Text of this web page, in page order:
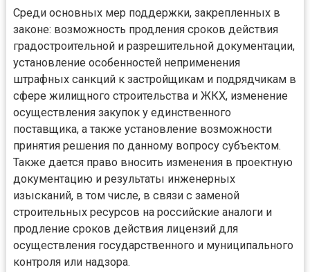
Среди основных мер поддержки, закрепленных в
законе: возможность продления сроков действия
градостроительной и разрешительной документации,
установление особенностей неприменения
штрафных санкций к застройщикам и подрядчикам в
сфере жилищного строительства и ЖКХ, изменение
осуществления закупок у единственного
поставщика, а также установление возможности
принятия решения по данному вопросу субъектом.
Также дается право вносить изменения в проектную
документацию и результаты инженерных
изысканий, в том числе, в связи с заменой
строительных ресурсов на российские аналоги и
продление сроков действия лицензий для
осуществления государственного и муниципального
контроля или надзора.